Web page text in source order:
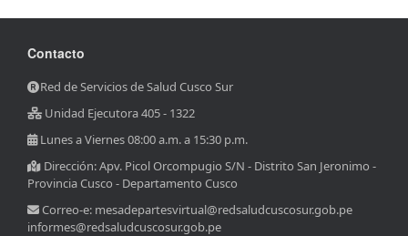
Contacto
Red de Servicios de Salud Cusco Sur
Unidad Ejecutora 405 - 1322
Lunes a Viernes 08:00 a.m. a 15:30 p.m.
Dirección: Apv. Picol Orcompugio S/N - Distrito San Jeronimo -
Provincia Cusco - Departamento Cusco
Correo-e: mesadepartesvirtual@redsaludcuscosur.gob.pe
informes@redsaludcuscosur.gob.pe